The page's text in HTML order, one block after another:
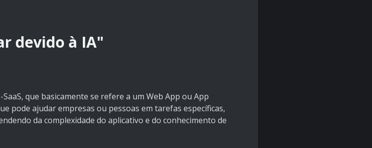
devido à IA"
que basicamente se refere a um Web App ou App
pode ajudar empresas ou pessoas em tarefas específicas,
da complexidade do aplicativo e do conhecimento de